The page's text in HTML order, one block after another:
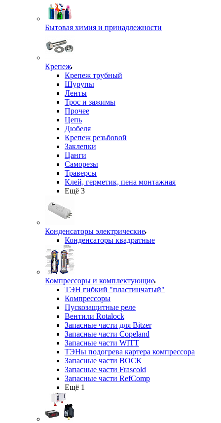
Бытовая химия и принадлежности
Крепеж
Крепеж трубный
Шурупы
Ленты
Трос и зажимы
Прочее
Цепь
Дюбеля
Крепеж резьбовой
Заклепки
Цанги
Саморезы
Траверсы
Клей, герметик, пена монтажная
Ещё 3
Конденсаторы электрические
Конденсаторы квадратные
Компрессоры и комплектующие
ТЭН гибкий "пластинчатый"
Компрессоры
Пускозащитные реле
Вентили Rotalock
Запасные части для Bitzer
Запасные части Copeland
Запасные части WITT
ТЭНы подогрева картера компрессора
Запасные части BOCK
Запасные части Frascold
Запасные части RefComp
Ещё 1